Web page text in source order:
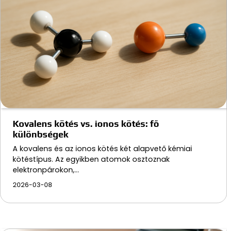
Kovalens kötés vs. ionos kötés: fő
különbségek
A kovalens és az ionos kötés két alapvető kémiai
kötéstípus. Az egyikben atomok osztoznak
elektronpárokon,…
2026-03-08